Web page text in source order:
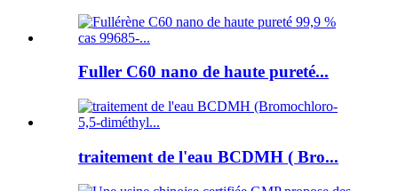
Fuller C60 nano de haute pureté...
traitement de l'eau BCDMH ( Bro...